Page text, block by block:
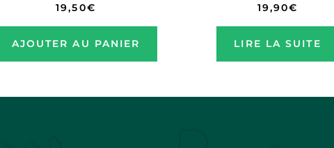
19,50€
AJOUTER AU PANIER
19,90€
LIRE LA SUITE